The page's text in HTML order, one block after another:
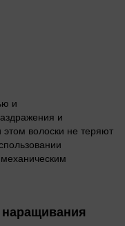
и
и
волоски не теряют